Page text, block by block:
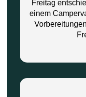
Freitag
einem